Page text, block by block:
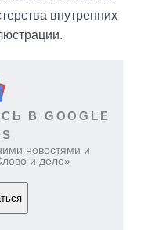
внутренних
В GOOGLE
новостями и
и дело»